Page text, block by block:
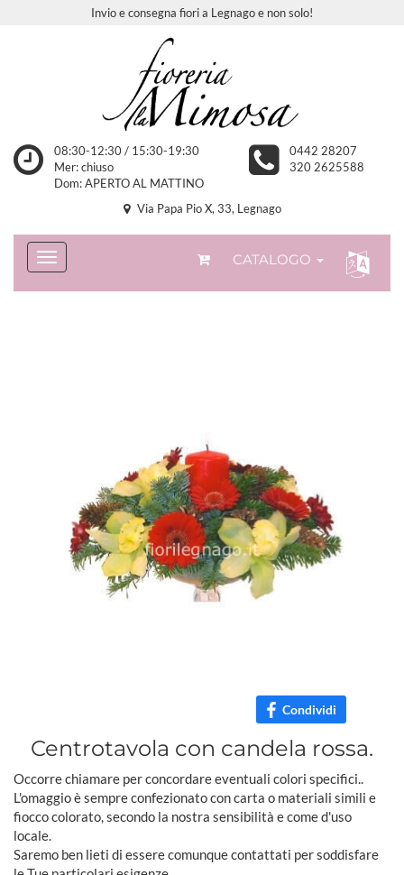
Invio e consegna fiori a Legnago e non solo!
08:30-12:30 / 15:30-19:30
Mer: chiuso
Dom: APERTO AL MATTINO
0442 28207
320 2625588
Via Papa Pio X, 33, Legnago
CATALOGO
Condividi
Centrotavola con candela rossa.
Occorre chiamare per concordare eventuali colori specifici..
L'omaggio è sempre confezionato con carta o materiali simili e
fiocco colorato, secondo la nostra sensibilità e come d'uso
locale.
Saremo ben lieti di essere comunque contattati per soddisfare